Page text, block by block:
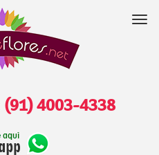
(91) 4003-4338